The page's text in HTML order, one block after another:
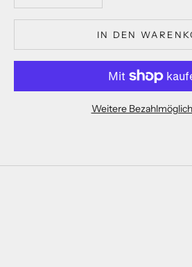
IN DEN
Weitere